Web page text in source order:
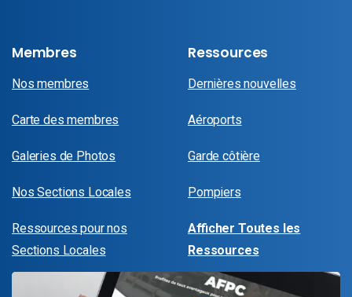
Membres
Nos membres
Carte des membres
Galeries de Photos
Nos Sections Locales
Ressources pour nos
Sections Locales
Ressources
Dernières nouvelles
Aéroports
Garde côtière
Pompiers
Afficher Toutes les
Ressources